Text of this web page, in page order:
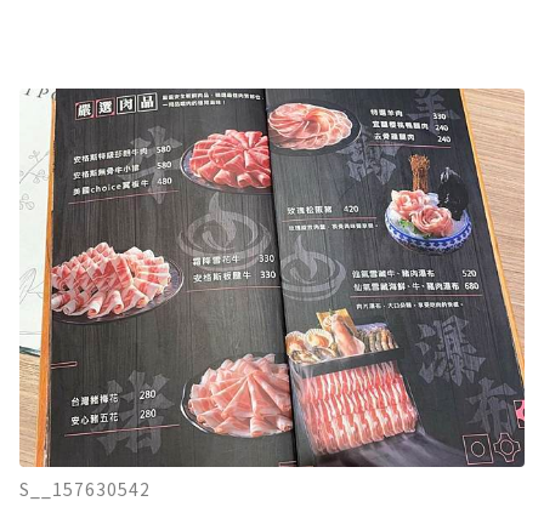
S__157630542